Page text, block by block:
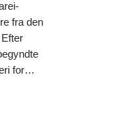
fra den
for…